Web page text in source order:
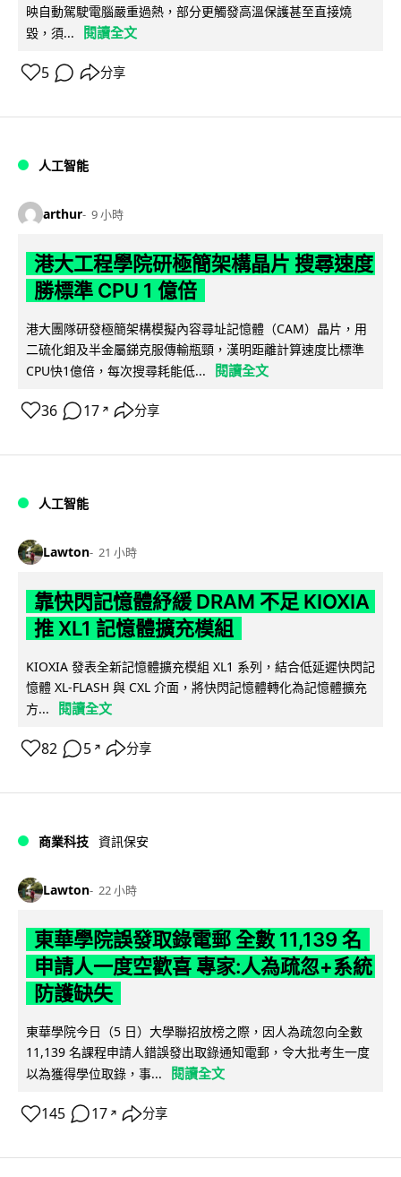
映自動駕駛電腦嚴重過熱，部分更觸發高溫保護甚至直接燒
毀，須...
閱讀全文
5 分享
人工智能
arthur 9 小時
港大工程學院研極簡架構晶片 搜尋速度
勝標準 CPU 1 億倍
港大團隊研發極簡架構模擬內容尋址記憶體（CAM）晶片，用
二硫化鉬及半金屬銻克服傳輸瓶頸，漢明距離計算速度比標準
CPU快1億倍，每次搜尋耗能低...
閱讀全文
36 17 ↗ 分享
人工智能
Lawton 21 小時
靠快閃記憶體紓緩 DRAM 不足 KIOXIA
推 XL1 記憶體擴充模組
KIOXIA 發表全新記憶體擴充模組 XL1 系列，結合低延遲快閃記
憶體 XL-FLASH 與 CXL 介面，將快閃記憶體轉化為記憶體擴充
方...
閱讀全文
82 5 ↗ 分享
商業科技 資訊保安
Lawton 22 小時
東華學院誤發取錄電郵 全數 11,139 名
申請人一度空歡喜 專家:人為疏忽+系統
防護缺失
東華學院今日（5 日）大學聯招放榜之際，因人為疏忽向全數
11,139 名課程申請人錯誤發出取錄通知電郵，令大批考生一度
以為獲得學位取錄，事...
閱讀全文
145 17 ↗ 分享